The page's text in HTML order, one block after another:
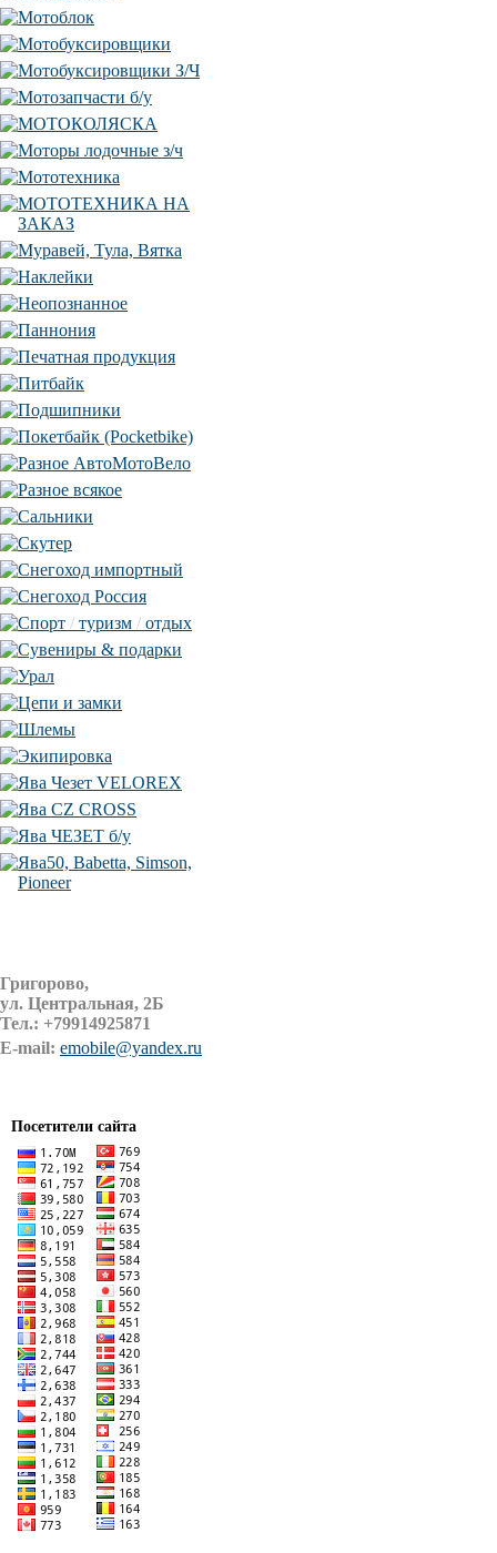
Мотоблок
Мотобуксировщики
Мотобуксировщики З/Ч
Мотозапчасти б/у
МОТОКОЛЯСКА
Моторы лодочные з/ч
Мототехника
МОТОТЕХНИКА НА
ЗАКАЗ
Муравей, Тула, Вятка
Наклейки
Неопознанное
Паннония
Печатная продукция
Питбайк
Подшипники
Покетбайк (Pocketbike)
Разное АвтоМотоВело
Разное всякое
Сальники
Скутер
Снегоход импортный
Снегоход Россия
Спорт / туризм / отдых
Сувениры & подарки
Урал
Цепи и замки
Шлемы
Экипировка
Ява Чезет VELOREX
Ява CZ CROSS
Ява ЧЕЗЕТ б/у
Ява50, Babetta, Simson,
Pioneer
Григорово,
ул. Центральная, 2Б
Тел.: +79914925871
E-mail: emobile@yandex.ru
Посетители сайта